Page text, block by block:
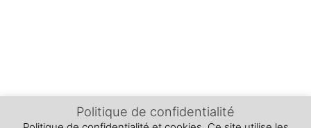
Politique de confidentialité